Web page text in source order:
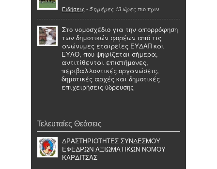
Ειδήσεις - 5 ημέρες 13 ώρες πιο πριν
Στο νομοσχέδιο για την απορρόφηση
των δημοτικών φορέων από τις
ανώνυμες εταιρείες ΕΥΔΑΠ και
ΕΥΑΘ, που ψηφίζεται σήμερα,
αντιτίθενται επιστήμονες,
περιβαλλοντικές οργανώσεις,
δημοτικές αρχές και δημοτικές
επιχειρήσεις ύδρευσης
Τελευταίες Θεάσεις
ΔΡΑΣΤΗΡΙΟΤΗΤΕΣ ΣΥΝΔΕΣΜΟΥ
ΕΦΕΔΡΩΝ ΑΞΙΩΜΑΤΙΚΩΝ ΝΟΜΟΥ
ΚΑΡΔΙΤΣΑΣ